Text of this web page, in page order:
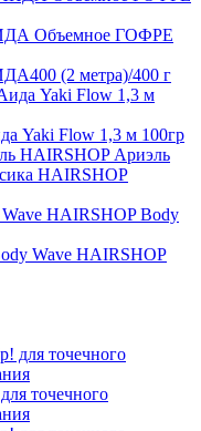
Объемное ГОФРЕ
(2 метра)/400 г
Yaki Flow 1,3 м 100гр
HAIRSHOP Ариэль
HAIRSHOP
HAIRSHOP Body
HAIRSHOP
точечного